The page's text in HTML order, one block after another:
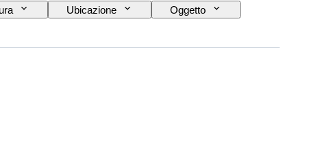
Ubicazione
Oggetto